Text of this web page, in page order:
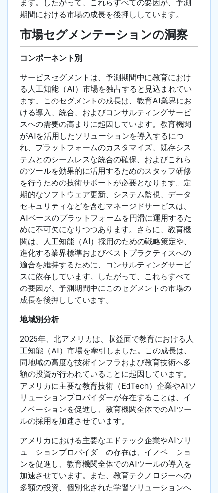
ます。したがって、これらすべての要因が、予測
期間における市場の成長を後押ししています。
市場セグメンテーションの洞察
コンポーネント別
サービスセグメントは、予測期間中に教育におけ
る人工知能（AI）市場を独占すると見込まれてい
ます。このセグメントの成長は、教育AI業界にお
ける導入、統合、およびコンサルティングサービ
スへの需要の高まりに起因しています。教育機関
がAIを活用したソリューションを導入するにつ
れ、プラットフォームのカスタマイズ、既存シス
テムとのシームレスな統合の確保、およびこれら
のツールを効果的に活用するためのスタッフ研修
を行うための技術サポートが必要となります。定
期的なソフトウェア更新、システム監視、データ
セキュリティなどを含むマネージドサービスは、
AIベースのプラットフォームを円滑に運用するた
めに不可欠になりつつあります。さらに、教育機
関は、人工知能（AI）採用のための戦略策定や、
進化する業界標準およびベストプラクティスへの
適合を維持するために、コンサルティングサービ
スに依存しています。したがって、これらすべて
の要因が、予測期間中にこのセグメントの市場の
成長を後押ししています。
地域別分析
2025年、北アメリカは、収益面で教育における人
工知能（AI）市場を牽引しました。この成長は、
同地域の高度な技術インフラおよび教育技術へ多
額の投資が行われていることに起因しています。
アメリカに主要な教育技術（EdTech）企業やAIソ
リューションプロバイダーが存在することは、イ
ノベーションを促進し、教育機関全体でのAIツー
ルの採用を加速させています。
アメリカにおける主要なエドテック企業やAIソリ
ューションプロバイダーの存在は、イノベーショ
ンを促進し、教育機関全体でのAIツールの導入を
加速させています。また、教育テクノロジーへの
多額の投資、個別化された学習ソリューションへ